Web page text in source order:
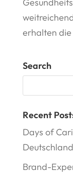
erhalten die
Search
Recent
Days of
Brand-